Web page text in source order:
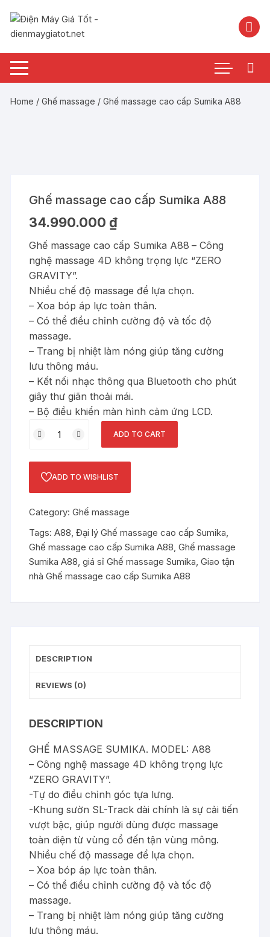
nội
Home /Ghế massage / Ghế massage cao cấp Sumika A88
Ghế massage cao cấp Sumika A88
34.990.000 ₫
Ghế massage cao cấp Sumika A88 – Công
nghệ massage 4D không trọng lực “ZERO
GRAVITY”.
Nhiều chế độ massage để lựa chọn.
– Xoa bóp áp lực toàn thân.
– Có thể điều chỉnh cường độ và tốc độ
massage.
– Trang bị nhiệt làm nóng giúp tăng cường
lưu thông máu.
– Kết nối nhạc thông qua Bluetooth cho phút
giây thư giãn thoải mái.
– Bộ điều khiển màn hình cảm ứng LCD.
massage
cấp
Sumika
quantity
ADD TO CART
ADD TO WISHLIST
Category:Ghế massage
Tags:A88,Đại lý Ghế massage cao cấp Sumika,
Ghế massage cao cấp Sumika A88,Ghế massage
Sumika A88,giá sỉ Ghế massage Sumika,Giao tận
nhà Ghế massage cao cấp Sumika A88
DESCRIPTION
REVIEWS (0)
DESCRIPTION
GHẾ MASSAGE SUMIKA. MODEL: A88
– Công nghệ massage 4D không trọng lực
“ZERO GRAVITY”.
-Tự do điều chỉnh góc tựa lưng.
-Khung sườn SL-Track dài chính là sự cải tiến
vượt bậc, giúp người dùng được massage
toàn diện từ vùng cổ đến tận vùng mông.
Nhiều chế độ massage để lựa chọn.
– Xoa bóp áp lực toàn thân.
– Có thể điều chỉnh cường độ và tốc độ
massage.
– Trang bị nhiệt làm nóng giúp tăng cường
lưu thông máu.